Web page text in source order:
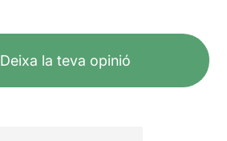
Deixa la teva opinió